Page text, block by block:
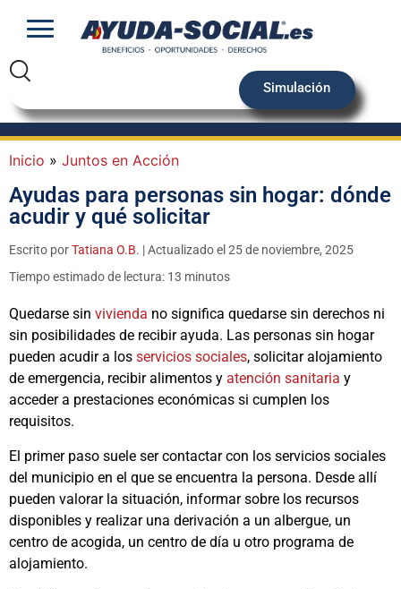
Simulación
Inicio » Juntos en Acción
Ayudas para personas sin hogar: dónde
acudir y qué solicitar
Escrito porTatiana O.B. | Actualizado el 25 de noviembre, 2025
Tiempo estimado de lectura: 13 minutos
Quedarse sin vivienda no significa quedarse sin derechos ni
sin posibilidades de recibir ayuda. Las personas sin hogar
pueden acudir a los servicios sociales, solicitar alojamiento
de emergencia, recibir alimentos y atención sanitaria y
acceder a prestaciones económicas si cumplen los
requisitos.
El primer paso suele ser contactar con los servicios sociales
del municipio en el que se encuentra la persona. Desde allí
pueden valorar la situación, informar sobre los recursos
disponibles y realizar una derivación a un albergue, un
centro de acogida, un centro de día u otro programa de
alojamiento.